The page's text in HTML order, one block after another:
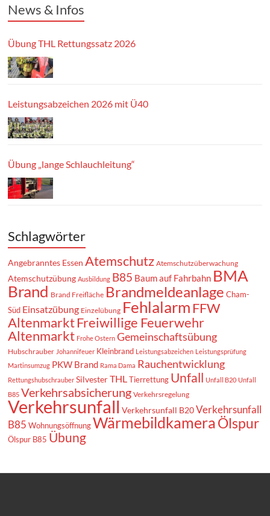
News & Infos
Übung THL Rettungssatz 2026
Leistungsabzeichen 2026 mit Ü40
Übung „lange Schlauchleitung“
Schlagwörter
Angebranntes Essen Atemschutz Atemschutzüberwachung
Atemschutzübung Ausbildung B85 Baum auf Fahrbahn BMA
Brand Brand Freifläche Brandmeldeanlage Cham-
Süd Einsatzübung Einzelübung Fehlalarm FFW
AltenmarktFreiwillige Feuerwehr
Altenmarkt Frohe Ostern Gemeinschaftsübung
Hubschrauber Johannifeuer Kleinbrand Leistungsabzeichen Leistungsprüfung
Martinsumzug PKW Brand Rama Dama Rauchentwicklung
Rettungshubschrauber Silvester THL Tierrettung Unfall Unfall B20 Unfall
B85 Verkehrsabsicherung Verkehrsregelung
Verkehrsunfall Verkehrsunfall B20 Verkehrsunfall
B85 Wohnungsöffnung WärmebildkameraÖlspur
Ölspur B85 Übung